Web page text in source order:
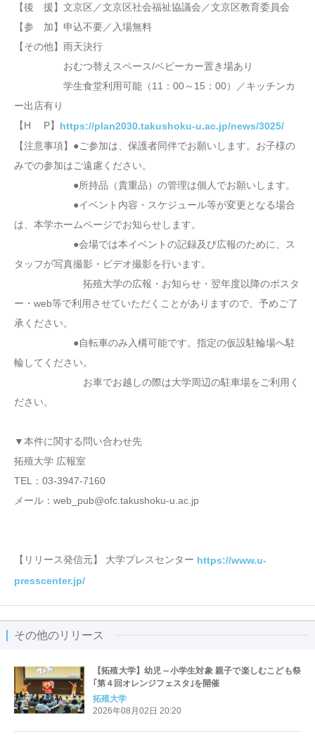
【後 援】文京区／文京区社会福祉協議会／文京区教育委員会
【参 加】申込不要／入場無料
【その他】雨天決行
おむつ替えスペース/ベビーカー置き場あり
学生食堂利用可能（11：00～15：00）／キッチンカ
ー出店有り
【H P】 https://plan2030.takushoku-u.ac.jp/news/3025/
【注意事項】●ご参加は、保護者同伴でお願いします。お子様の
みでの参加はご遠慮ください。
●所持品（貴重品）の管理は個人でお願いします。
●イベント内容・スケジュール等が変更となる場合
は、本学ホームページでお知らせします。
●会場では本イベントの記録及び広報のために、ス
タッフが写真撮影・ビデオ撮影を行います。
拓殖大学の広報・お知らせ・翌年度以降のポスタ
ー・web等で利用させていただくことがありますので、予めご了
承ください。
●自転車のみ入構可能です。指定の仮設駐輪場へ駐
輪してください。
お車でお越しの際は大学周辺の駐車場をご利用く
ださい。
▼本件に関する問い合わせ先
拓殖大学 広報室
TEL：03-3947-7160
メール：web_pub@ofc.takushoku-u.ac.jp
【リリース発信元】 大学プレスセンター https://www.u-
presscenter.jp/
その他のリリース
【拓殖大学】幼児～小学生対象 親子で楽しむこども祭
｢第４回オレンジフェスタ｣を開催
拓殖大学
2026年08月02日 20:20